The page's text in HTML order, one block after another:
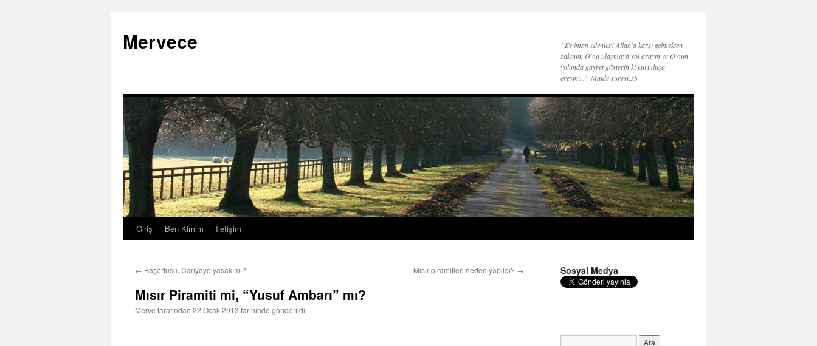
Mervece
“Ey iman edenler! Allah'a karşı gelmekten
sakının, O'na ulaşmaya yol arayın ve O'nun
yolunda gayret gösterin ki kurtuluşa
eresiniz.” Maide suresi,35
Giriş Ben Kimim İletişim
← Başörtüsü, Cariyeye yasak mı? Mısır piramitleri neden yapıldı? →
Mısır Piramiti mi, “Yusuf Ambarı” mı?
Merve tarafından 22 Ocak 2013 tarihinde gönderildi
Sosyal Medya